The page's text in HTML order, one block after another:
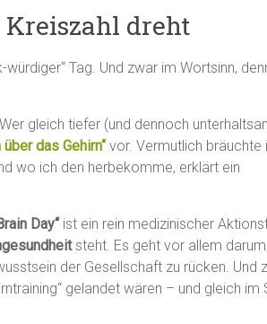
dreht
würdiger“ Tag. Und zwar im Wortsinn,
gleich tiefer (und dennoch
das Gehirn“vor. Vermutlich bräuchte
wo ich den herbekomme, erklärt ein
Day“ist ein rein medizinischer
steht. Es geht vor allem darum,
der Gesellschaft zu rücken. Und
gelandet wären – und gleich im